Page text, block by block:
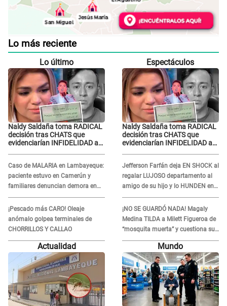
Lo más reciente
Lo último
Naldy Saldaña toma RADICAL
decisión tras CHATS que
evidenciarían INFIDELIDAD a
Caso de MALARIA en Lambayeque:
paciente estuvo en Camerún y
familiares denuncian demora en
tratamiento
¡Pescado más CARO! Oleaje
anómalo golpea terminales de
CHORRILLOS Y CALLAO
Espectáculos
Naldy Saldaña toma RADICAL
decisión tras CHATS que
evidenciarían INFIDELIDAD a
Jefferson Farfán deja EN SHOCK al
regalar LUJOSO departamento al
amigo de su hijo y lo HUNDEN en
redes: "A su hija se lo negó"
¡NO SE GUARDÓ NADA! Magaly
Medina TILDA a Milett Figueroa de
“mosquita muerta” y cuestiona su
RECONCILIACIÓN con Marcelo
Tinelli en TV argentina
Actualidad Mundo